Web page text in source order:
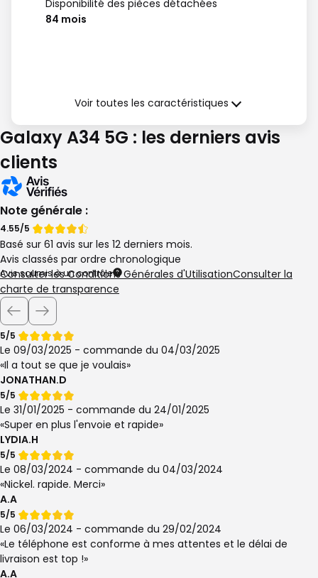
Disponibilité des pièces détachées
84 mois
délivrance)
Garantie légale de Conformité
24 mois
Voir toutes les caractéristiques
Galaxy A34 5G : les derniers avis
clients
Note générale :
Note
de
Note
de
4.55/5
Basé sur 61 avis sur les 12 derniers mois.
Avis classés par ordre chronologique
Avis soumis à un contrôle
Consulter les Conditions Générales d'UtilisationConsulter la
charte de transparence
Note
de
5/5
Le 09/03/2025 - commande du 04/03/2025
Il a tout se que je voulais
JONATHAN.D
Note
de
5/5
Le 31/01/2025 - commande du 24/01/2025
Super en plus l'envoie et rapide
LYDIA.H
Note
de
5/5
Le 08/03/2024 - commande du 04/03/2024
Nickel. rapide. Merci
A.A
Note
de
5/5
Le 06/03/2024 - commande du 29/02/2024
Le téléphone est conforme à mes attentes et le délai de
livraison est top !
A.A